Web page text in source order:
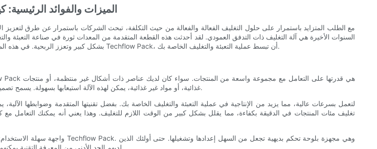
الميزات والفوائد
مع الطلب المتزايد باستمرار على حلول التغليف الفعالة والفعالة من حيث التكلفة، تبحث الشركات باستمرار عن طرق لتعزيز
السنوات الأخيرة هي آلة التغليف ذات التدفق العمودي. لقد أحدثت هذه القطعة المتقدمة من المعدات ثورة في صناعة التعبئة
بشكل كبير وتعزز الربحية. في هذه المقالة، سوف نستكشف كيف يمكن لآلة التغليف ذات التدفق العمودي، وتحديدًا تلك التي تقدمها Techflow Pack، أن تبسط عملية التعبئة والتغليف الخاصة بك.
غذائية، أو مواد غير غذائية، يمكن لهذه الآلة استيعابها بسهولة. يسمح تصميمه المرن وإعداداته القابلة للتعديل بالتخصيص، مما يضمن تغليف كل منتج بشكل آمن ومرتب.
تغليف مئات المنتجات في الدقيقة بكفاءة، مما يقلل بشكل كبير من الوقت اللازم للتغليف. وهذا يعني أنه يمكنك التعامل مع
لديهم الحد الأدنى من المعرفة التقنية يمكنهم تعلم كيفية استخدام الماكينة بسرعة، مما يقلل من مخاطر الأخطاء ووقت التوقف عن العمل.